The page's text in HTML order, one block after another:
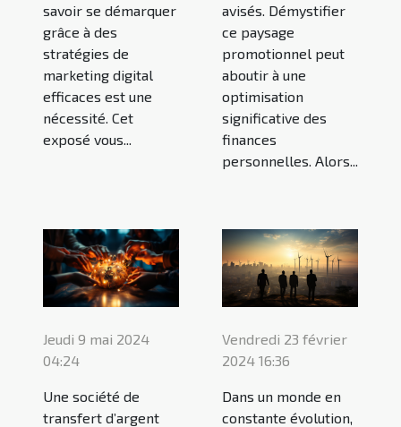
savoir se démarquer
grâce à des
stratégies de
marketing digital
efficaces est une
nécessité. Cet
exposé vous...
avisés. Démystifier
ce paysage
promotionnel peut
aboutir à une
optimisation
significative des
finances
personnelles. Alors...
Jeudi 9 mai 2024
04:24
Une société de
transfert d’argent
Vendredi 23 février
2024 16:36
Dans un monde en
constante évolution,